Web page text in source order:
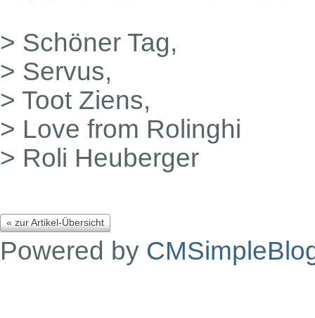
> Schöner Tag,
> Servus,
> Toot Ziens,
> Love from Rolinghi
> Roli Heuberger
« zur Artikel-Übersicht
Powered by